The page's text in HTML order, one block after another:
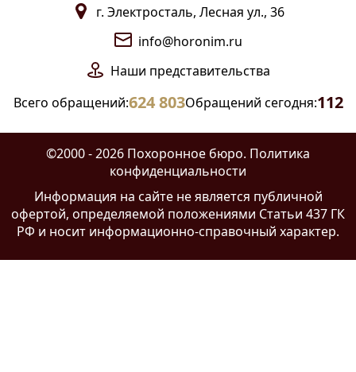
г. Электросталь, Лесная ул., 36
info@horonim.ru
Наши представительства
Всего обращений:624 803Обращений сегодня:112
©2000 - 2026 Похоронное бюро. Политика
конфиденциальности
Информация на сайте не является публичной
офертой, определяемой положениями Статьи 437 ГК
РФ и носит информационно-справочный характер.